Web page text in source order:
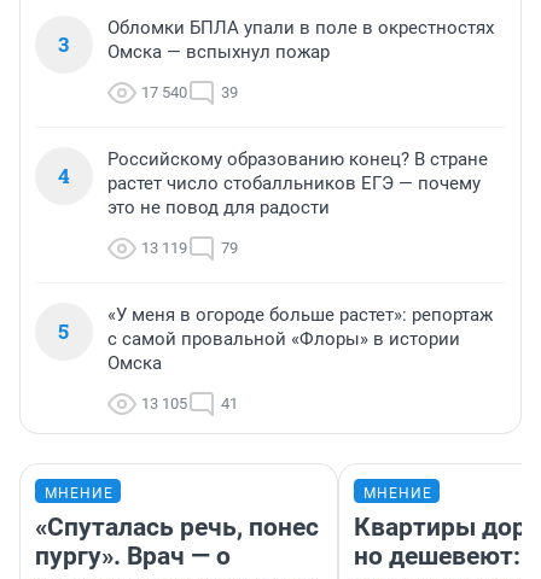
3
Обломки БПЛА упали в поле в окрестностях
Омска — вспыхнул пожар
17 540 39
4
Российскому образованию конец? В стране
растет число стобалльников ЕГЭ — почему
это не повод для радости
13 119 79
5
«У меня в огороде больше растет»: репортаж
с самой провальной «Флоры» в истории
Омска
13 105 41
МНЕНИЕ
«Спуталась речь, понес
пургу». Врач — о
МНЕНИЕ
Квартиры
но дешевеют: